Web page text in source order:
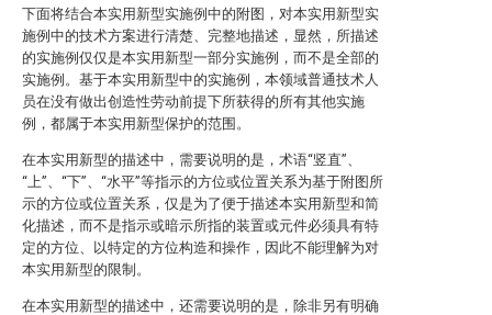
下面将结合本实用新型实施例中的附图，对本实用新型实
施例中的技术方案进行清楚、完整地描述，显然，所描述
的实施例仅仅是本实用新型一部分实施例，而不是全部的
实施例。基于本实用新型中的实施例，本领域普通技术人
员在没有做出创造性劳动前提下所获得的所有其他实施
例，都属于本实用新型保护的范围。
在本实用新型的描述中，需要说明的是，术语“竖直”、
“上”、“下”、“水平”等指示的方位或位置关系为基于附图所
示的方位或位置关系，仅是为了便于描述本实用新型和简
化描述，而不是指示或暗示所指的装置或元件必须具有特
定的方位、以特定的方位构造和操作，因此不能理解为对
本实用新型的限制。
在本实用新型的描述中，还需要说明的是，除非另有明确